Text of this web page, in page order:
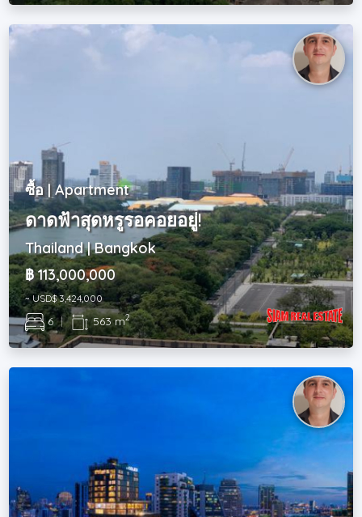
ซื้อ | Apartment
ดาดฟ้าสุดหรูรอคอยอยู่!
Thailand | Bangkok
฿ 113,000,000
~ USD$ 3,424,000
6 | 563 m2